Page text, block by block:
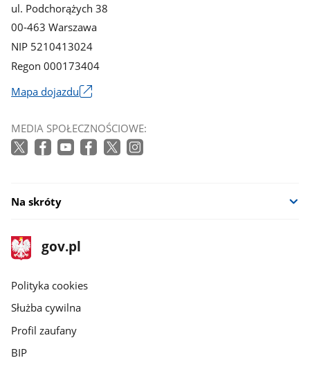
ul. Podchorążych 38
00-463 Warszawa
NIP 5210413024
Regon 000173404
Mapa dojazdu
się
w
MEDIA SPOŁECZNOŚCIOWE:
Na skróty
stopka
gov.pl
Strona
gov.pl
gov.pl
Polityka cookies
Służba cywilna
Profil zaufany
BIP